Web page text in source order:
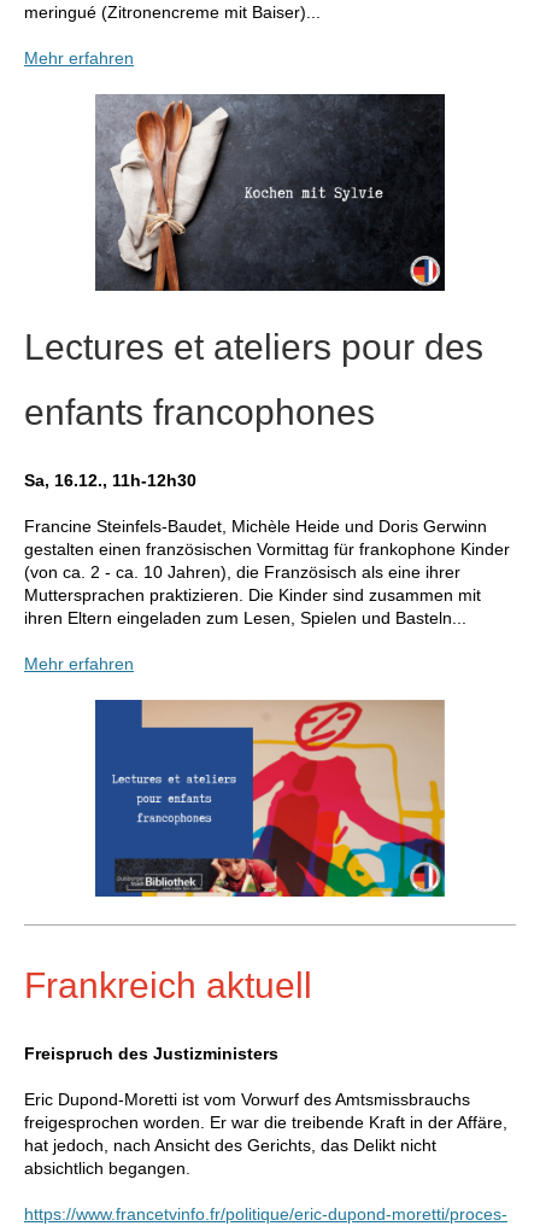
meringué (Zitronencreme mit Baiser)...
Mehr erfahren
Lectures et ateliers pour des
enfants francophones
Sa, 16.12., 11h-12h30
Francine Steinfels-Baudet, Michèle Heide und Doris Gerwinn
gestalten einen französischen Vormittag für frankophone Kinder
(von ca. 2 - ca. 10 Jahren), die Französisch als eine ihrer
Muttersprachen praktizieren. Die Kinder sind zusammen mit
ihren Eltern eingeladen zum Lesen, Spielen und Basteln...
Mehr erfahren
Frankreich aktuell
Freispruch des Justizministers
Eric Dupond-Moretti ist vom Vorwurf des Amtsmissbrauchs
freigesprochen worden. Er war die treibende Kraft in der Affäre,
hat jedoch, nach Ansicht des Gerichts, das Delikt nicht
absichtlich begangen.
https://www.francetvinfo.fr/politique/eric-dupond-moretti/proces-